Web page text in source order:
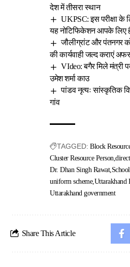
देश में तीसरा स्थान
UKPSC: इस परीक्षा
यह नोटिफिकेशन आपके लिए
जौलीग्रांट और पंतनगर को
की कार्यवाही जल्द कराएं
VIdeo: बगैर मिले मंत्री
उमेश शर्मा काउ
पांडव नृत्यः सांस्कृतिक
गांव
TAGGED: Block
Cluster Resource Person
Dr. Dhan Singh Rawat
uniform scheme Uttarakhand
Uttarakhand government
Share This Article